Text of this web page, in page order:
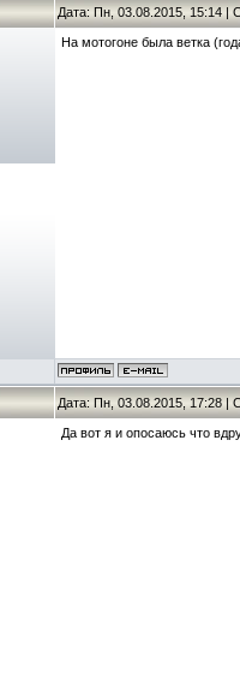
Дата: Пн, 03.08.2015, 15:14 |
На мотогоне была ветка
Дата: Пн, 03.08.2015, 17:28 |
Да вот я и опосаюсь что